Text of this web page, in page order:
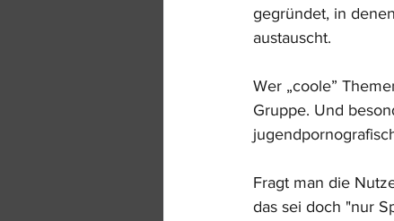
gegründet, in
austauscht.
Wer „coole”
Gruppe. Und
Fragt man die
das sei doch "nur